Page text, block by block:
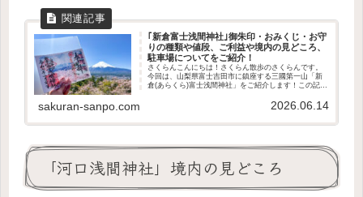
｢新倉富士浅間神社｣御朱印・おみくじ・お守
りの種類や値段、ご利益や境内の見どころ、
駐車場についてをご紹介！
さくらんこんにちは！さくらん散歩のさくらんです。
今回は、山梨県富士吉田市に鎮座する三國第一山「新
倉(あらくら)富士浅間神社」をご紹介します！この記事
ご利益があるのか授与品の種類や値段境内の見ど...
sakuran-sanpo.com 2026.06.14
「河口浅間神社」境内の見どころ